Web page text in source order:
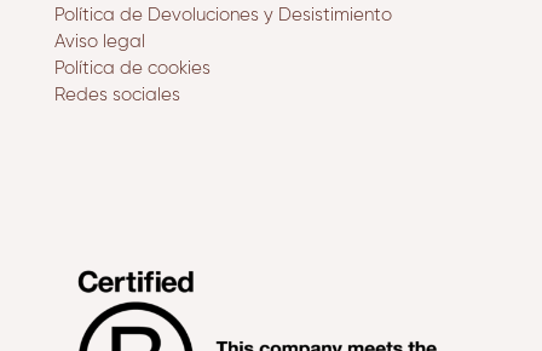
Política de Devoluciones y Desistimiento
Aviso legal
Política de cookies
Redes sociales